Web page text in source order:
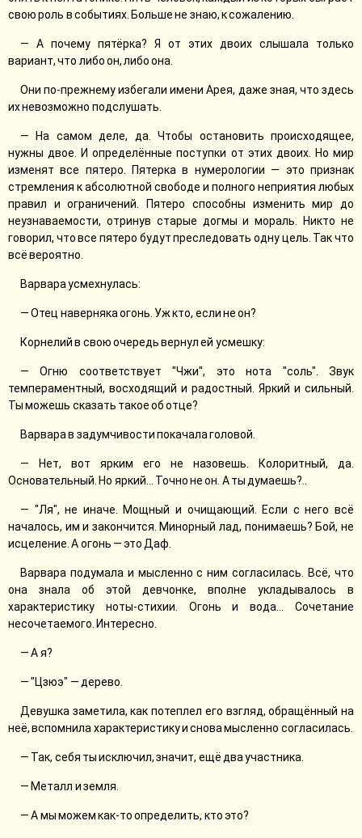
свою роль в событиях. Больше не знаю, к сожалению.
— А почему пятёрка? Я от этих двоих слышала только
вариант, что либо он, либо она.
Они по-прежнему избегали имени Арея, даже зная, что здесь
их невозможно подслушать.
— На самом деле, да. Чтобы остановить происходящее,
нужны двое. И определённые поступки от этих двоих. Но мир
изменят все пятеро. Пятерка в нумерологии — это признак
стремления к абсолютной свободе и полного неприятия любых
правил и ограничений. Пятеро способны изменить мир до
неузнаваемости, отринув старые догмы и мораль. Никто не
говорил, что все пятеро будут преследовать одну цель. Так что
всё вероятно.
Варвара усмехнулась:
— Отец наверняка огонь. Уж кто, если не он?
Корнелий в свою очередь вернул ей усмешку:
— Огню соответствует "Чжи", это нота "соль". Звук
темпераментный, восходящий и радостный. Яркий и сильный.
Ты можешь сказать такое об отце?
Варвара в задумчивости покачала головой.
— Нет, вот ярким его не назовешь. Колоритный, да.
Основательный. Но яркий... Точно не он. А ты думаешь?..
— "Ля", не иначе. Мощный и очищающий. Если с него всё
началось, им и закончится. Минорный лад, понимаешь? Бой, не
исцеление. А огонь — это Даф.
Варвара подумала и мысленно с ним согласилась. Всё, что
она знала об этой девчонке, вполне укладывалось в
характеристику ноты-стихии. Огонь и вода... Сочетание
несочетаемого. Интересно.
— А я?
— "Цзюэ" — дерево.
Девушка заметила, как потеплел его взгляд, обращённый на
неё, вспомнила характеристику и снова мысленно согласилась.
— Так, себя ты исключил, значит, ещё два участника.
— Металл и земля.
— А мы можем как-то определить, кто это?